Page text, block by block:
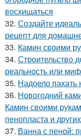
восхищаться
32. Создайте
рецепт для
33. Камин своими
34. Строительство
реальность или миф
35. Надоело пахать
36. Новогодний
Камин своими
пенопласта и
37. Ванна с пеной: